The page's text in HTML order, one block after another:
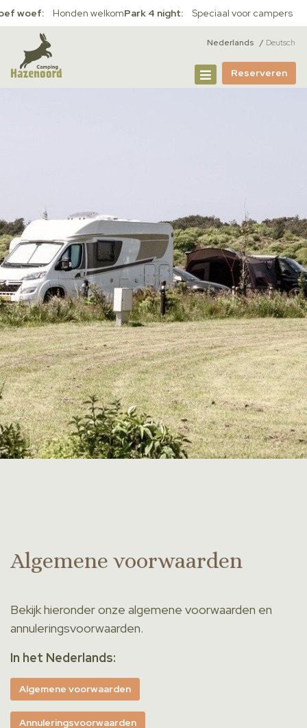
woef: Honden welkomPark 4 night: Speciaal voor campers
Reserveren
Nederlands Deutsch
Algemene voorwaarden
Bekijk hieronder onze algemene voorwaarden en
annuleringsvoorwaarden.
In het Nederlands:
Algemene voorwaarden
Annuleringsvoorwaarden